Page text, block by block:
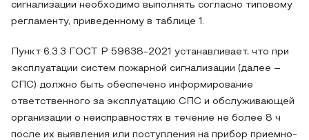
сигнализации необходимо выполнять согласно типовому
регламенту, приведенному в таблице 1.
Пункт 6.3.3 ГОСТ Р 59638-2021 устанавливает, что при
эксплуатации систем пожарной сигнализации (далее –
СПС) должно быть обеспечено информирование
ответственного за эксплуатацию СПС и обслуживающей
организации о неисправностях в течение не более 8 ч
после их выявления или поступления на прибор приемно-